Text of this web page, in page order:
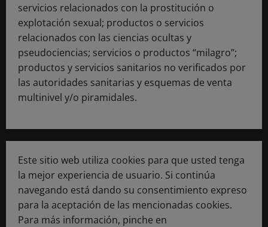
servicios relacionados con la prostitución o
explotación sexual; productos o servicios
relacionados con las ciencias ocultas y
pseudociencias; servicios o productos “milagro”;
productos y servicios sanitarios no verificados por
las autoridades sanitarias y esquemas de venta
multinivel y/o piramidales.
Este sitio web utiliza cookies para que usted tenga
la mejor experiencia de usuario. Si continúa
navegando está dando su consentimiento expreso
para la aceptación de las mencionadas cookies.
Para más información, pinche en